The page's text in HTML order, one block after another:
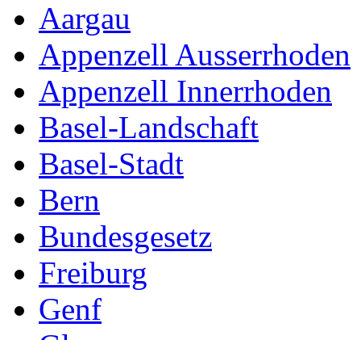
Aargau
Appenzell Ausserrhoden
Appenzell Innerrhoden
Basel-Landschaft
Basel-Stadt
Bern
Bundesgesetz
Freiburg
Genf